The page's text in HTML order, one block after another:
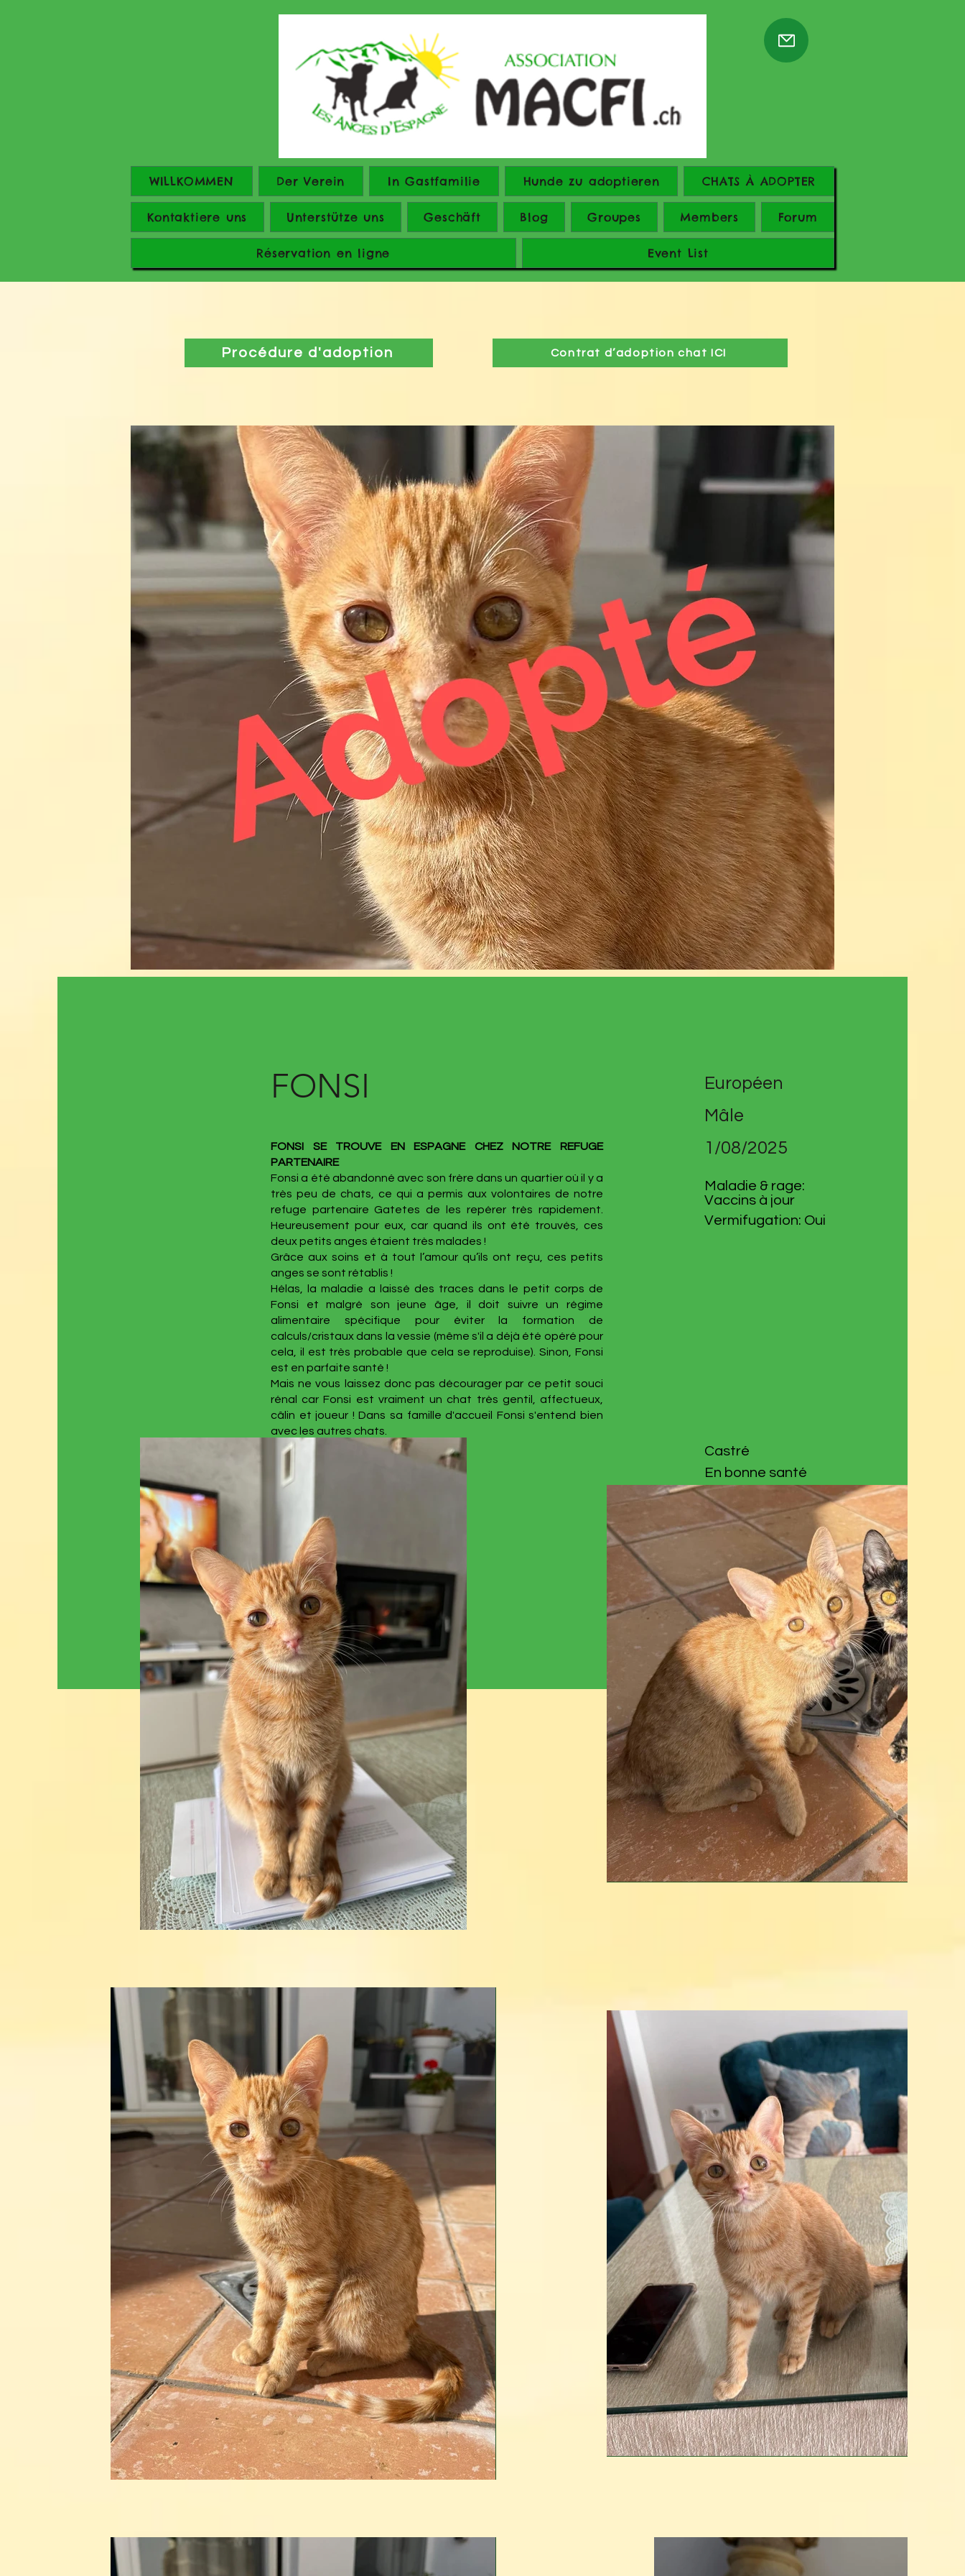
WILLKOMMEN Der Verein In Gastfamilie Hunde zu adoptieren CHATS À ADOPTER
Kontaktiere uns Unterstütze uns Geschäft Blog Groupes Members Forum
Réservation en ligne Event List
Procédure d'adoption Contrat d’adoption chat ICI
FONSI
FONSI SE TROUVE EN ESPAGNE CHEZ NOTRE REFUGE
PARTENAIRE
Fonsi a été abandonné avec son frère dans un quartier où il y a
très peu de chats, ce qui a permis aux volontaires de notre
refuge partenaire Gatetes de les repérer très rapidement.
Heureusement pour eux, car quand ils ont été trouvés, ces
deux petits anges étaient très malades !
Grâce aux soins et à tout l’amour qu’ils ont reçu, ces petits
anges se sont rétablis !
Hélas, la maladie a laissé des traces dans le petit corps de
Fonsi et malgré son jeune âge, il doit suivre un régime
alimentaire spécifique pour éviter la formation de
calculs/cristaux dans la vessie (même s'il a déjà été opéré pour
cela, il est très probable que cela se reproduise). Sinon, Fonsi
est en parfaite santé !
Mais ne vous laissez donc pas décourager par ce petit souci
rénal car Fonsi est vraiment un chat très gentil, affectueux,
câlin et joueur ! Dans sa famille d'accueil Fonsi s'entend bien
avec les autres chats.
Prêts à partager les jeux de Fonsi ?
Européen
Mâle
1/08/2025
Maladie & rage:
Vaccins à jour
Vermifugation: Oui
Castré
En bonne santé
Refuge GATETES
275.- avec la caisse de
transport